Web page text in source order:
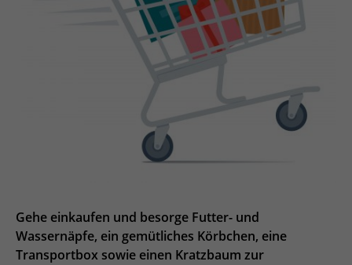
Gehe einkaufen und besorge Futter- und
Wassernäpfe, ein gemütliches Körbchen, eine
Transportbox sowie einen Kratzbaum zur